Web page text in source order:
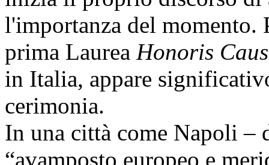
l'importanza del
prima Laurea Honoris
in Italia, appare
cerimonia.
In una città come Napoli –
“avamposto europeo e